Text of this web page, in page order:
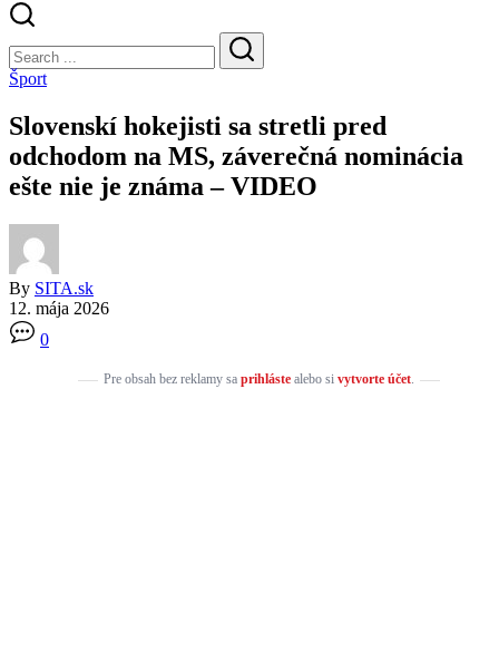
Search
Search
Šport
Slovenskí hokejisti sa stretli pred
odchodom na MS, záverečná nominácia
ešte nie je známa – VIDEO
By SITA.sk
12. mája 2026
0
Pre obsah bez reklamy sa prihlástealebo si vytvorte účet.